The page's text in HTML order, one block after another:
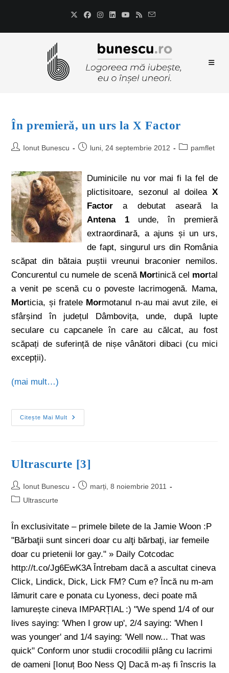
În premieră, un urs la X Factor
Ionut Bunescu luni, 24 septembrie 2012 pamflet
Duminicile nu vor mai fi la fel de
plictisitoare, sezonul al doilea X
Factor a debutat aseară la
Antena 1unde, în premieră
extraordinară, a ajuns și un urs,
de fapt, singurul urs din România
scăpat din bătaia puștii vreunui braconier nemilos.
Concurentul cu numele de scenă Mortinică cel mortal
a venit pe scenă cu o poveste lacrimogenă. Mama,
Morticia, și fratele Mormotanul n-au mai avut zile, ei
sfârșind în județul Dâmbovița, unde, după lupte
seculare cu capcanele în care au călcat, au fost
scăpați de suferință de nișe vânători dibaci (cu mici
excepții).
(mai mult…)
Citește Mai Mult
Ultrascurte [3]
Ionut Bunescu
marți, 8 noiembrie 2011
Ultrascurte
În exclusivitate – primele bilete de la Jamie Woon :P
"Bărbaţii sunt sinceri doar cu alţi bărbaţi, iar femeile
doar cu prietenii lor gay." » Daily Cotcodac
http://t.co/Jg6EwK3A Întrebam dacă a ascultat cineva
Click, Lindick, Dick, Lick FM? Cum e? Încă nu m-am
lămurit care e ponata cu Lyoness, deci poate mă
lamurește cineva IMPARȚIAL :) ‎"We spend 1/4 of our
lives saying: 'When I grow up', 2/4 saying: 'When I
was younger' and 1/4 saying: 'Well now... That was
quick" Conform unor studii crocodilii plâng cu lacrimi
de oameni [Ionuț Boo Ness Q] Dacă m-aș fi înscris la